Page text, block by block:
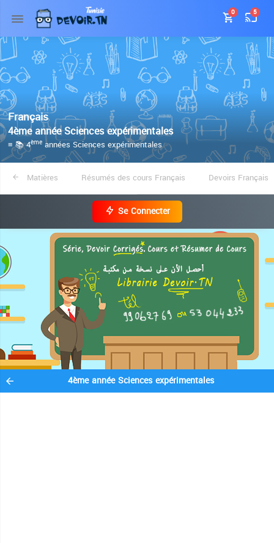
0 5
Français
4ème année Sciences expérimentales
≡ 📚 4ème années Sciences expérimentales
Matières Résumés des cours Français Devoirs Français
Se Connecter
4ème année Sciences expérimentales